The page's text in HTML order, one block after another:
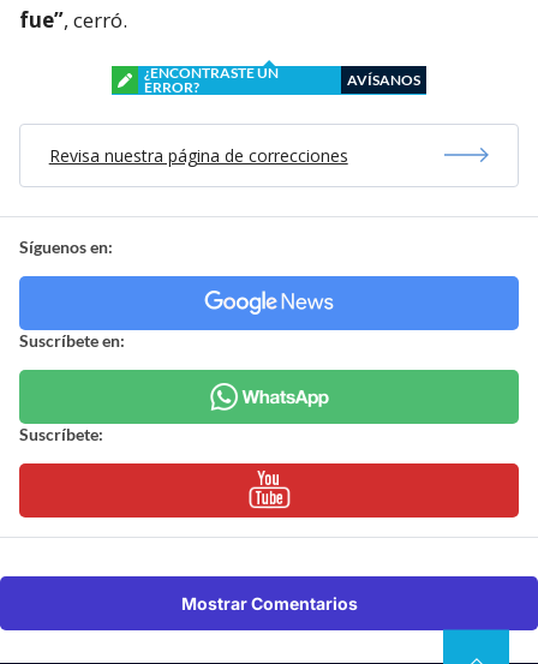
fue”, cerró.
¿ENCONTRASTE UN
ERROR?
AVÍSANOS
Revisa nuestra página de correcciones
Síguenos en:
Suscríbete en:
Suscríbete:
Mostrar Comentarios